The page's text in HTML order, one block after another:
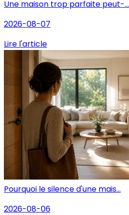
Une maison trop parfaite peut-...
2026-08-07
Lire l'article
Pourquoi le silence d'une mais...
2026-08-06